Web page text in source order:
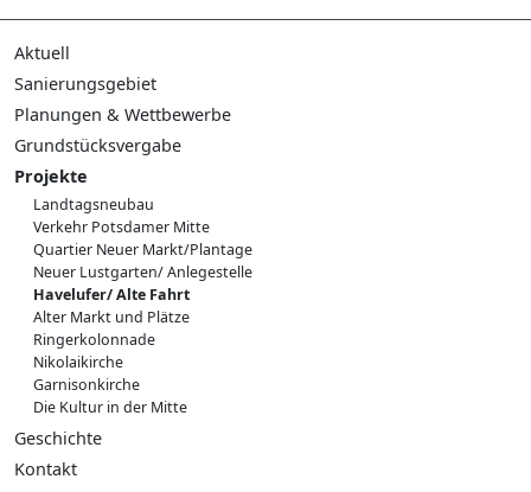
Aktuell
Pressemeldungen
Führungen
Sanierungsgebiet
Sanierungsverfahren
Neuordnungskonzept
Planungen & Wettbewerbe
Verkehrsneuordnung
Planungswerkstatt Potsdamer Mitte
Integriertes Leitbautenkonzept
Planungswerkstatt Lustgarten
Wettbewerb Langer Stall
Wettbewerb Uferpromenade
Wettbewerb Plantage
Grundstücksvergabe
Bieterwettbewerb Havelufer
Auswahlverfahren Block III
Vergabeverfahren Block IV
Kultur- und Kreativwirtschaft
Projekte
Landtagsneubau
Verkehr Potsdamer Mitte
Quartier Neuer Markt/Plantage
Neuer Lustgarten/ Anlegestelle
Havelufer/ Alte Fahrt
Alter Markt und Plätze
Ringerkolonnade
Nikolaikirche
Garnisonkirche
Die Kultur in der Mitte
Geschichte
Überblick zur Geschichte
Kontakt